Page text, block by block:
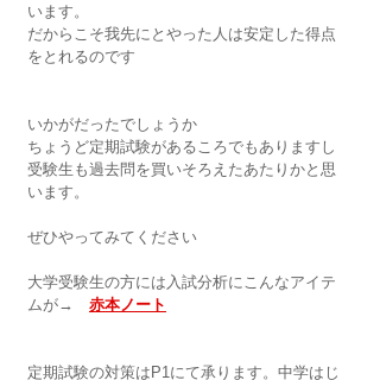
います。
だからこそ我先にとやった人は安定した得点
をとれるのです
いかがだったでしょうか
ちょうど定期試験があるころでもありますし
受験生も過去問を買いそろえたあたりかと思
います。
ぜひやってみてください
大学受験生の方には入試分析にこんなアイテ
ムが→ 赤本ノート
定期試験の対策はP1にて承ります。中学はじ